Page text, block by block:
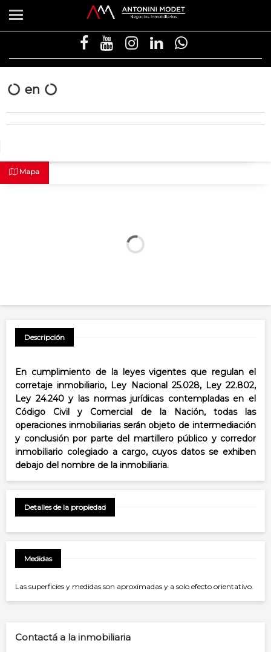
en
Mapa
Descripción
En cumplimiento de la leyes vigentes que regulan el
corretaje inmobiliario, Ley Nacional 25.028, Ley 22.802,
Ley 24.240 y las normas jurídicas contempladas en el
Código Civil y Comercial de la Nación, todas las
operaciones inmobiliarias serán objeto de intermediación
y conclusión por parte del martillero público y corredor
inmobiliario colegiado a cargo, cuyos datos se exhiben
debajo del nombre de la inmobiliaria.
Detalles de la propiedad
Medidas
Las superficies y medidas son aproximadas y a solo efecto orientativo.
Contactá a la inmobiliaria